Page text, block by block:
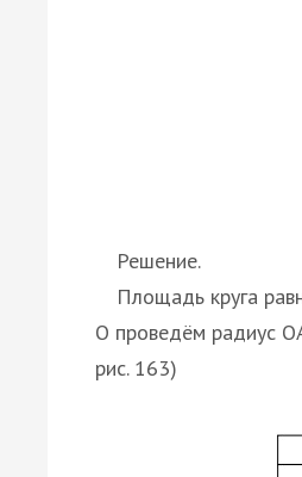
Решение.
Площадь круга
O проведём радиус
рис. 163)